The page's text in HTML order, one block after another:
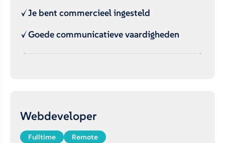
Je bent commercieel ingesteld
Goede communicatieve vaardigheden
Webdeveloper
Fulltime Remote